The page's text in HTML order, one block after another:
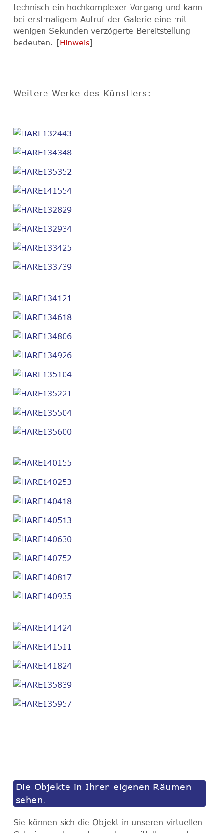
technisch ein hochkomplexer Vorgang und kann
bei erstmaligem Aufruf der Galerie eine mit
wenigen Sekunden verzögerte Bereitstellung
bedeuten. [Hinweis]
Weitere Werke des Künstlers:
Die Objekte in Ihren eigenen Räumen
sehen.
Sie können sich die Objekt in unseren virtuellen